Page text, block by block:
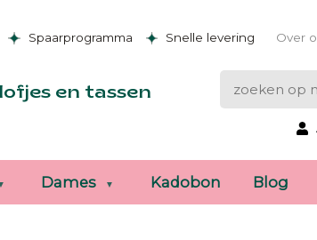
Spaarprogramma Snelle levering Over
en tassen
Dames Kadobon Blog